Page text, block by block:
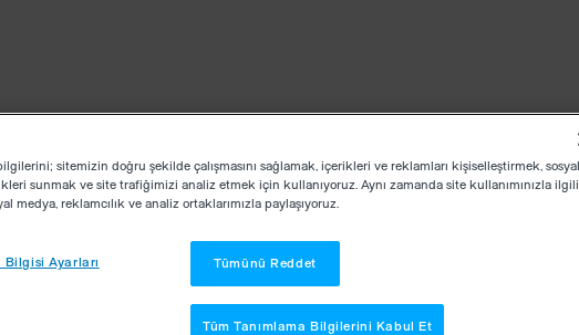
bilgilerini; sitemizin doğru şekilde çalışmasını sağlamak, içerikleri ve reklamları kişiselleştirmek, sosyal
sunmak ve site trafiğimizi analiz etmek için kullanıyoruz. Aynı zamanda site kullanımınızla ilgili
medya, reklamcılık ve analiz ortaklarımızla paylaşıyoruz.
Bilgisi Ayarları Tümünü Reddet
Tüm Tanımlama Bilgilerini Kabul Et